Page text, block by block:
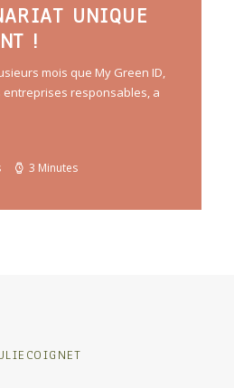
UNIQUE
!
mois que My Green ID,
entreprises responsables, a
3 Minutes